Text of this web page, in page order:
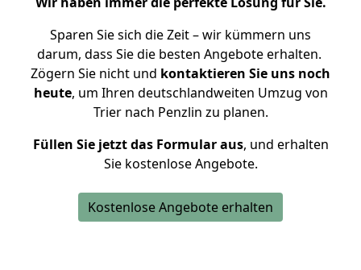
Sparen Sie sich die Zeit – wir kümmern uns
darum, dass Sie die besten Angebote erhalten.
Zögern Sie nicht und kontaktieren Sie uns noch
heute, um Ihren deutschlandweiten Umzug von
Trier nach Penzlin zu planen.
Füllen Sie jetzt das Formular aus, und erhalten
Sie kostenlose Angebote.
Kostenlose Angebote erhalten